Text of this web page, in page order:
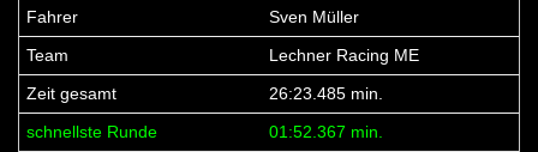
Sven Müller
Lechner Racing ME
26:23.485 min.
01:52.367 min.